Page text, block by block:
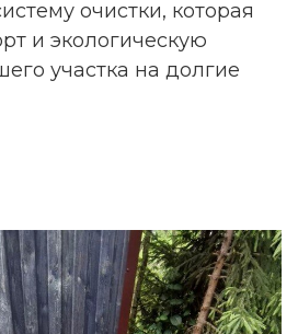
очистки, которая
и экологическую
участка на долгие